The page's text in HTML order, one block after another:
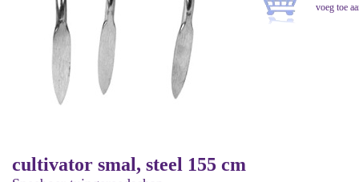
cultivator smal, steel 155 cm